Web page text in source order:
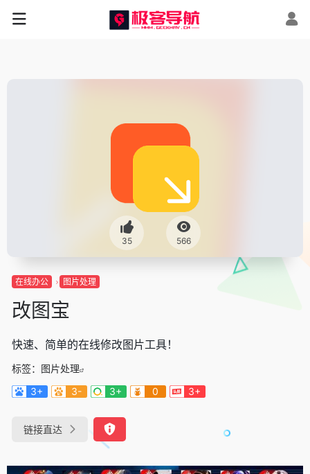
35 566
在线办公 图片处理
改图宝
快速、简单的在线修改图片工具！
标签： 图片处理
3+
3- 3+ 0 3+
链接直达